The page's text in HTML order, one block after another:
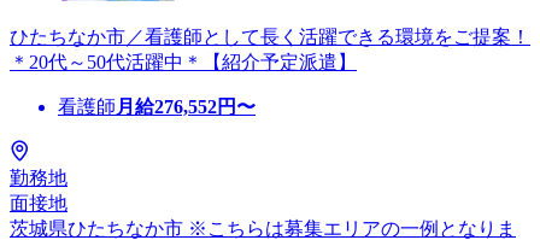
ひたちなか市／看護師として長く活躍できる環境をご提案！
＊20代～50代活躍中＊【紹介予定派遣】
看護師 月給276,552円〜
勤務地
面接地
茨城県ひたちなか市 ※こちらは募集エリアの一例となりま